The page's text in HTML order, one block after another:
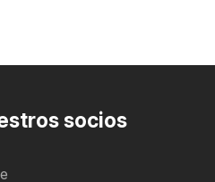
socios